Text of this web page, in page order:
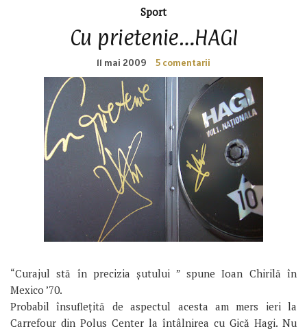
Sport
Cu prietenie…HAGI
11 mai 2009 5 comentarii
“Curajul stă în precizia șutului ” spune Ioan Chirilă în
Mexico ’70.
Probabil însuflețită de aspectul acesta am mers ieri la
Carrefour din Polus Center la întâlnirea cu Gică Hagi. Nu